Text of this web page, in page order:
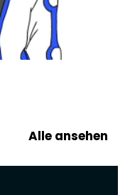
Alle ansehen